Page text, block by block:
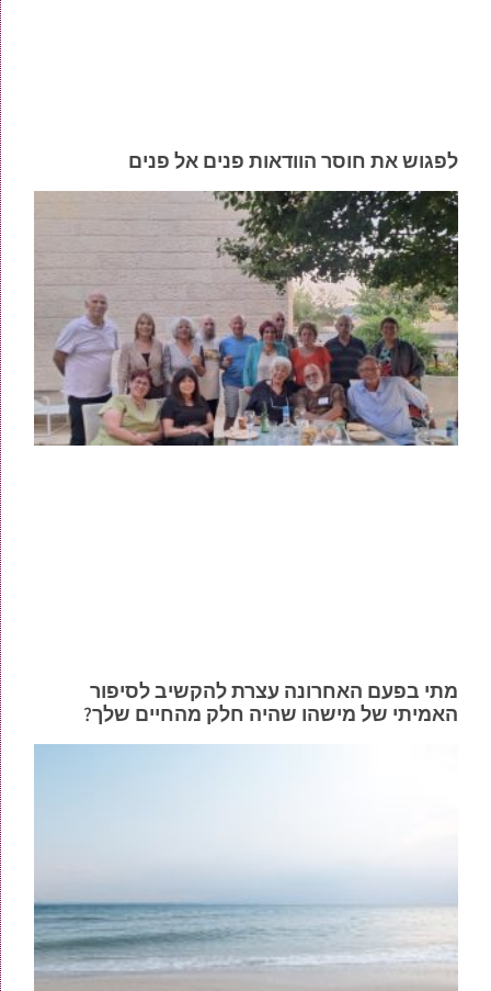
לפגוש את חוסר הוודאות פנים אל פנים
מתי בפעם האחרונה עצרת להקשיב לסיפור
האמיתי של מישהו שהיה חלק מהחיים שלך?